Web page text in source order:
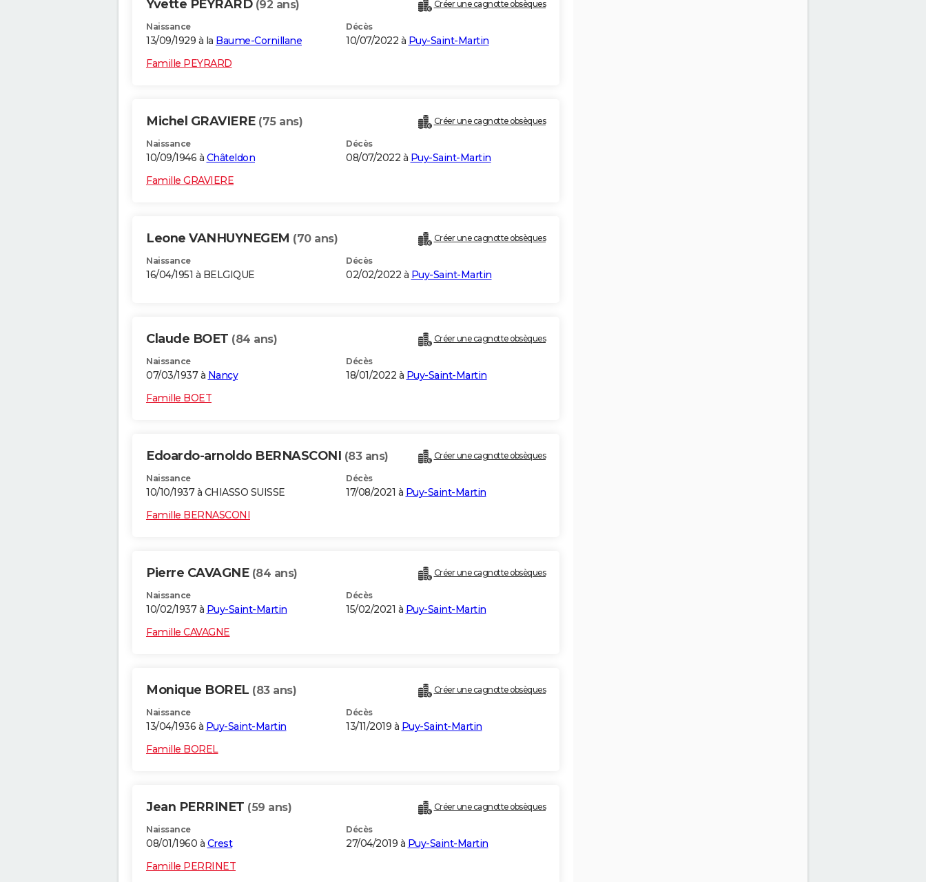
Yvette PEYRARD (92 ans) Créer une cagnotte obsèques
Naissance
13/09/1929 à la Baume-Cornillane
Décès
10/07/2022 à Puy-Saint-Martin
Famille PEYRARD
Michel GRAVIERE (75 ans) Créer une cagnotte obsèques
Naissance
10/09/1946 à Châteldon
Décès
08/07/2022 à Puy-Saint-Martin
Famille GRAVIERE
Leone VANHUYNEGEM (70 ans) Créer une cagnotte obsèques
Naissance
16/04/1951 à BELGIQUE
Décès
02/02/2022 à Puy-Saint-Martin
Claude BOET (84 ans) Créer une cagnotte obsèques
Naissance
07/03/1937 à Nancy
Décès
18/01/2022 à Puy-Saint-Martin
Famille BOET
Edoardo-arnoldo BERNASCONI (83 ans) Créer une cagnotte obsèques
Naissance
10/10/1937 à CHIASSO SUISSE
Décès
17/08/2021 à Puy-Saint-Martin
Famille BERNASCONI
Pierre CAVAGNE (84 ans) Créer une cagnotte obsèques
Naissance
10/02/1937 à Puy-Saint-Martin
Décès
15/02/2021 à Puy-Saint-Martin
Famille CAVAGNE
Monique BOREL (83 ans) Créer une cagnotte obsèques
Naissance
13/04/1936 à Puy-Saint-Martin
Décès
13/11/2019 à Puy-Saint-Martin
Famille BOREL
Jean PERRINET (59 ans) Créer une cagnotte obsèques
Naissance
08/01/1960 à Crest
Décès
27/04/2019 à Puy-Saint-Martin
Famille PERRINET